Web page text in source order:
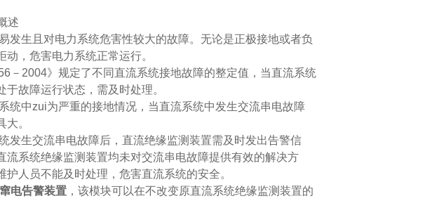
述
发生且对电力系统危害性较大的故障。无论是正极接地或者负
，危害电力系统正常运行。
－ 2004》规定了不同直流系统接地故障的整定值，当直流系统
故障运行状态，需及时处理。
统中zui为严重的接地情况，当直流系统中发生交流串电故障
。
发生交流串电故障后，直流绝缘监测装置需及时发出告警信
流系统绝缘监测装置均未对交流串电故障提供有效的解决方
人员不能及时处理，危害直流系统的安全。
电告警装置 ，该模块可以在不改变原直流系统绝缘监测装置的